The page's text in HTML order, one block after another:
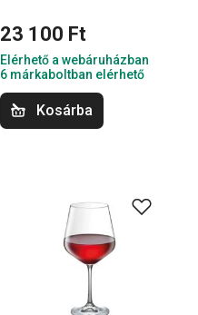
23 100 Ft
Elérhető a webáruházban
6 márkaboltban elérhető
Kosárba